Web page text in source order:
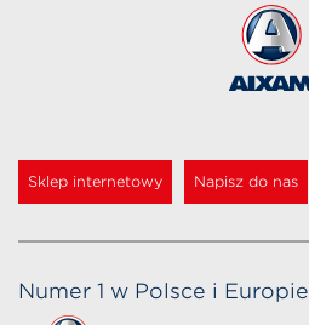
Sklep internetowy Napisz do nas
Numer 1 w Polsce i Europie